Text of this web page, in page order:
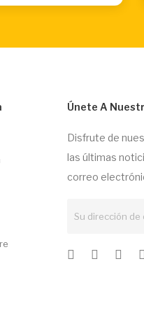
Únete A
Disfrute de
las últimas
correo